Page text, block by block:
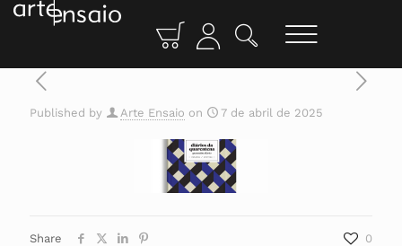
Published by Arte Ensaio on 7 de abril de 2025
Share 0